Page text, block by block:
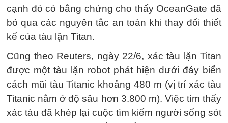
cạnh đó có bằng chứng cho thấy OceanGate đã
bỏ qua các nguyên tắc an toàn khi thay đổi thiết
kế của tàu lặn Titan.
Cũng theo Reuters, ngày 22/6, xác tàu lặn Titan
được một tàu lặn robot phát hiện dưới đáy biển
cách mũi tàu Titanic khoảng 480 m (vị trí xác tàu
Titanic nằm ở độ sâu hơn 3.800 m). Việc tìm thấy
xác tàu đã khép lại cuộc tìm kiếm người sống sót